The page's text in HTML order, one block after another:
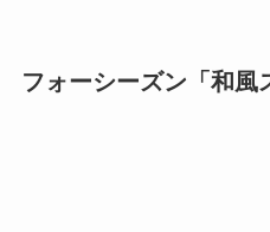
フォーシーズン「和風